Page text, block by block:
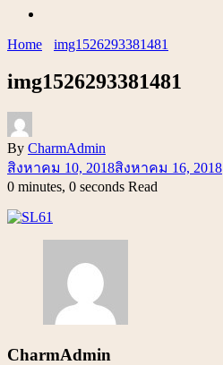
Home img1526293381481
img1526293381481
By CharmAdmin
สิงหาคม 10, 2018สิงหาคม 16, 2018
0 minutes, 0 seconds Read
CharmAdmin